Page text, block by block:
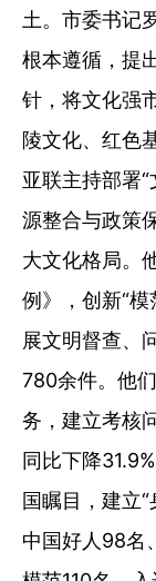
土。市委书记
根本遵循，提
针，将文化强
陵文化、红色
亚联主持部署
源整合与政策
大文化格局。
例》，创新“
展文明督查、
780余件。他
务，建立考核
同比下降
国瞩目，建立
中国好人98名